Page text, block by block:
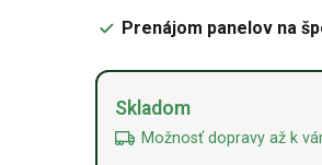
Prenájom panelov na
Alternative:
Skladom
Možnosť dopravy až k